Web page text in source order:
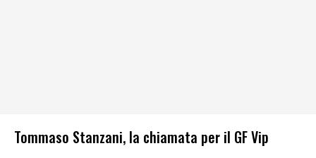
Tommaso Stanzani, la chiamata per il GF Vip